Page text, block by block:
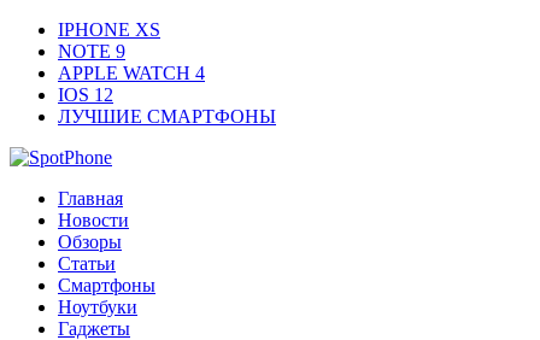
IPHONE XS
NOTE 9
APPLE WATCH 4
IOS 12
ЛУЧШИЕ СМАРТФОНЫ
Главная
Новости
Обзоры
Статьи
Смартфоны
Ноутбуки
Гаджеты